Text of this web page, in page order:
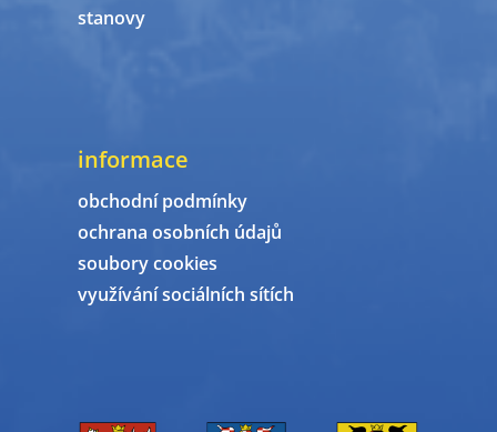
stanovy
informace
obchodní podmínky
ochrana osobních údajů
soubory cookies
využívání sociálních sítích